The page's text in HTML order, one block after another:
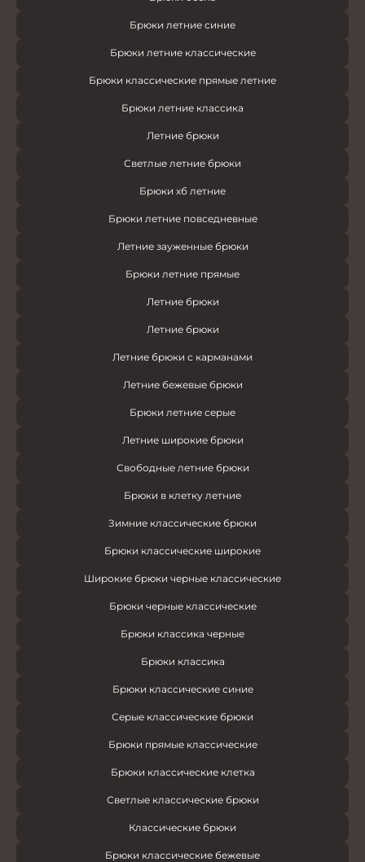
Брюки летние синие
Брюки летние классические
Брюки классические прямые летние
Брюки летние классика
Летние брюки
Светлые летние брюки
Брюки хб летние
Брюки летние повседневные
Летние зауженные брюки
Брюки летние прямые
Летние брюки
Летние брюки
Летние брюки с карманами
Летние бежевые брюки
Брюки летние серые
Летние широкие брюки
Свободные летние брюки
Брюки в клетку летние
Зимние классические брюки
Брюки классические широкие
Широкие брюки черные классические
Брюки черные классические
Брюки классика черные
Брюки классика
Брюки классические синие
Серые классические брюки
Брюки прямые классические
Брюки классические клетка
Светлые классические брюки
Классические брюки
Брюки классические бежевые